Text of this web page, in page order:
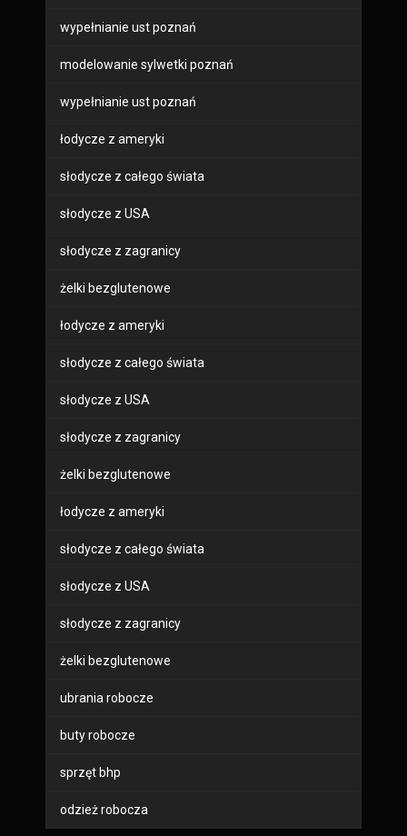
wypełnianie ust poznań
modelowanie sylwetki poznań
wypełnianie ust poznań
łodycze z ameryki
słodycze z całego świata
słodycze z USA
słodycze z zagranicy
żelki bezglutenowe
łodycze z ameryki
słodycze z całego świata
słodycze z USA
słodycze z zagranicy
żelki bezglutenowe
łodycze z ameryki
słodycze z całego świata
słodycze z USA
słodycze z zagranicy
żelki bezglutenowe
ubrania robocze
buty robocze
sprzęt bhp
odzież robocza